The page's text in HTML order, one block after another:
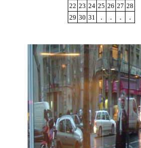
22 23 24 25 26 27 28
29 30 31 . . . .